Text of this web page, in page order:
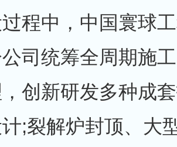
程中，中国寰球
司统筹全周期施
创新研发多种成
;裂解炉封顶、大